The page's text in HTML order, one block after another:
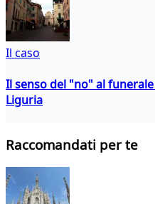
Il caso
Il senso del "no" al
Liguria
Raccomandati per te